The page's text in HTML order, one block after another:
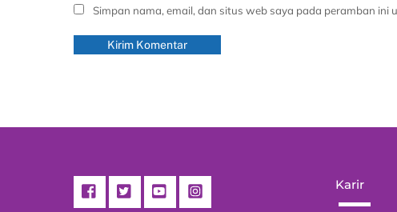
Simpan nama, email, dan situs web saya pada peramban ini
Karir